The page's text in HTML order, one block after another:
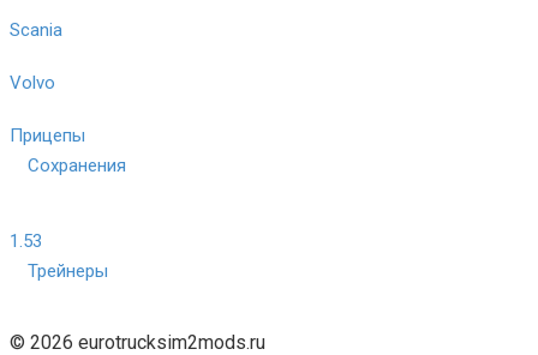
Scania
Volvo
Прицепы
Сохранения
1.53
Трейнеры
© 2026 eurotrucksim2mods.ru